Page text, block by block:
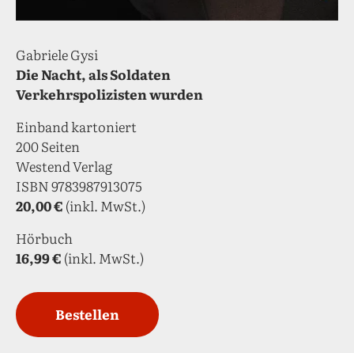
Gabriele Gysi
Die Nacht, als Soldaten
Verkehrspolizisten wurden
Einband kartoniert
200 Seiten
Westend Verlag
ISBN 9783987913075
20,00 € (inkl. MwSt.)
Hörbuch
16,99 € (inkl. MwSt.)
Bestellen